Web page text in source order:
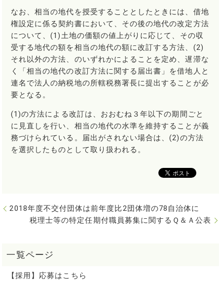
なお、相当の地代を授受することとしたときには、借地
権設定に係る契約書において、その後の地代の改定方法
について、(1)土地の価額の値上がりに応じて、その収
受する地代の額を相当の地代の額に改訂する方法、(2)
それ以外の方法、のいずれかによることを定め、遅滞な
く「相当の地代の改訂方法に関する届出書」を借地人と
連名で法人の納税地の所轄税務署長に提出することが必
要となる。
(1)の方法による改訂は、おおむね３年以下の期間ごと
に見直しを行い、相当の地代の水準を維持することが義
務づけられている。届出がされない場合は、(2)の方法
を選択したものとして取り扱われる。
2018年度不交付団体は前年度比2団体増の78自治体に
税理士等の特定任期付職員募集に関するＱ＆Ａ公表
【採用】応募はこちら